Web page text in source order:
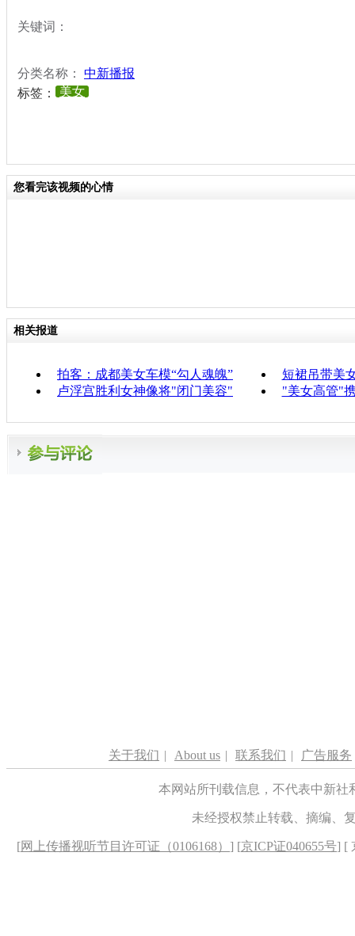
关键词：
分类名称： 中新播报
标签：
美女
您看完该视频的心情
相关报道
拍客：成都美女车模“勾人魂魄”
短裙吊带美
卢浮宫胜利女神像将"闭门美容"
"美女高管"
关于我们 | About us | 联系我们 | 广告服务
本网站所刊载信息，不代表中新
未经授权禁止转载、摘编、
[网上传播视听节目许可证（0106168） ] [京ICP证040655号] [